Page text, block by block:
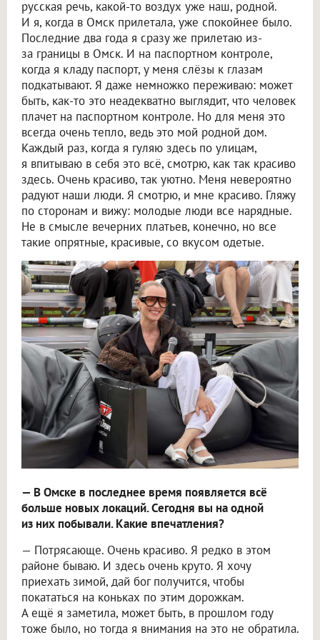
русская речь, какой-то воздух уже наш, родной.
И я, когда в Омск прилетала, уже спокойнее было.
Последние два года я сразу же прилетаю из-
за границы в Омск. И на паспортном контроле,
когда я кладу паспорт, у меня слёзы к глазам
подкатывают. Я даже немножко переживаю: может
быть, как-то это неадекватно выглядит, что человек
плачет на паспортном контроле. Но для меня это
всегда очень тепло, ведь это мой родной дом.
Каждый раз, когда я гуляю здесь по улицам,
я впитываю в себя это всё, смотрю, как так красиво
здесь. Очень красиво, так уютно. Меня невероятно
радуют наши люди. Я смотрю, и мне красиво. Гляжу
по сторонам и вижу: молодые люди все нарядные.
Не в смысле вечерних платьев, конечно, но все
такие опрятные, красивые, со вкусом одетые.
— В Омске в последнее время появляется всё
больше новых локаций. Сегодня вы на одной
из них побывали. Какие впечатления?
— Потрясающе. Очень красиво. Я редко в этом
районе бываю. И здесь очень круто. Я хочу
приехать зимой, дай бог получится, чтобы
покататься на коньках по этим дорожкам.
А ещё я заметила, может быть, в прошлом году
тоже было, но тогда я внимания на это не обратила.